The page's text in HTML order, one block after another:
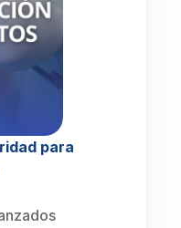
para